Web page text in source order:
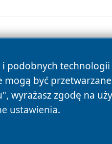
i podobnych
mogą być
wyrażasz zgodę na
ustawienia.